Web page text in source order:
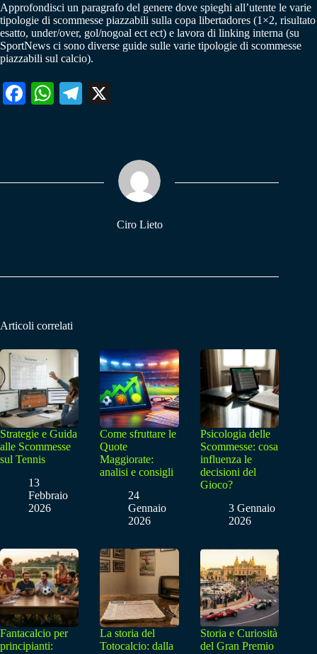
Approfondisci un paragrafo del genere dove spieghi all’utente le varie
tipologie di scommesse piazzabili sulla copa libertadores (1×2, risultato
esatto, under/over, gol/nogoal ect ect) e lavora di linking interna (su
SportNews ci sono diverse guide sulle varie tipologie di scommesse
piazzabili sul calcio).
Fa W
pp
Te
m
Ciro Lieto
Articoli correlati
Strategie e Guida
alle Scommesse
sul Tennis
13
Febbraio
2026
Come sfruttare le
Quote
Maggiorate:
analisi e consigli
24
Gennaio
2026
Psicologia delle
Scommesse: cosa
influenza le
decisioni del
Gioco?
3 Gennaio
2026
Fantacalcio per
principianti:
La storia del
Totocalcio: dalla
Storia e Curiosità
del Gran Premio